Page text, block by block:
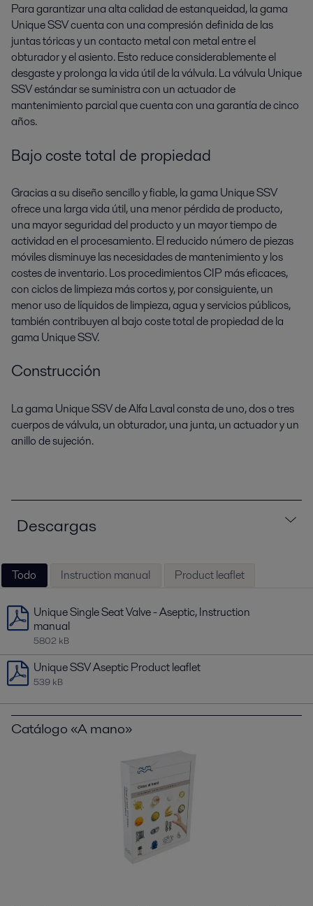
Para garantizar una alta calidad de estanqueidad, la gama
Unique SSV cuenta con una compresión definida de las
juntas tóricas y un contacto metal con metal entre el
obturador y el asiento. Esto reduce considerablemente el
desgaste y prolonga la vida útil de la válvula. La válvula Unique
SSV estándar se suministra con un actuador de
mantenimiento parcial que cuenta con una garantía de cinco
años.
Bajo coste total de propiedad
Gracias a su diseño sencillo y fiable, la gama Unique SSV
ofrece una larga vida útil, una menor pérdida de producto,
una mayor seguridad del producto y un mayor tiempo de
actividad en el procesamiento. El reducido número de piezas
móviles disminuye las necesidades de mantenimiento y los
costes de inventario. Los procedimientos CIP más eficaces,
con ciclos de limpieza más cortos y, por consiguiente, un
menor uso de líquidos de limpieza, agua y servicios públicos,
también contribuyen al bajo coste total de propiedad de la
gama Unique SSV.
Construcción
La gama Unique SSV de Alfa Laval consta de uno, dos o tres
cuerpos de válvula, un obturador, una junta, un actuador y un
anillo de sujeción.
Descargas
Todo Instruction manual Product leaflet
Unique Single Seat Valve - Aseptic, Instruction
manual
5802 kB
Unique SSV Aseptic Product leaflet
539 kB
Catálogo «A mano»